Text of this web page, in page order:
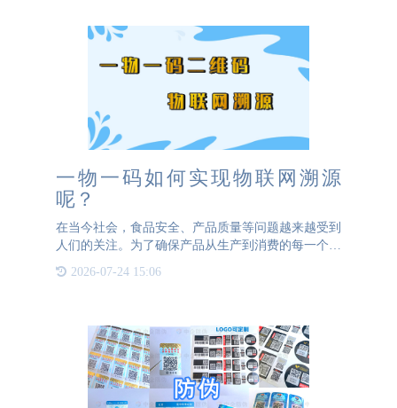
一物一码如何实现物联网溯源
呢？
在当今社会，食品安全、产品质量等问题越来越受到
人们的关注。为了确保产品从生产到消费的每一个环
节都透明、可追溯，物联网溯源技术应运而生。其
中，“一物一码”是实现物联网溯源的重要手段。那
2026-07-24 15:06